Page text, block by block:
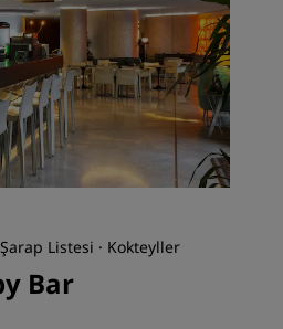
Listesi · Kokteyller
Bar